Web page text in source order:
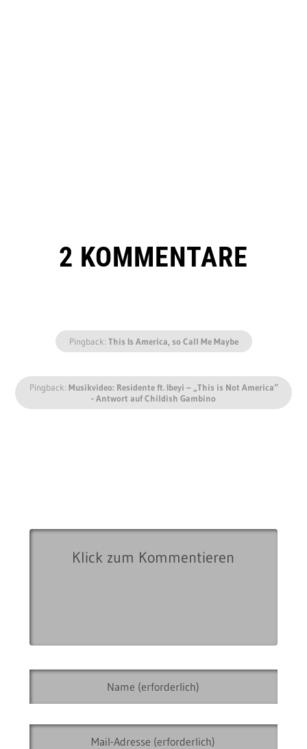
2 KOMMENTARE
Pingback: This Is America, so Call Me Maybe
Pingback: Musikvideo: Residente ft. Ibeyi – „This is Not America“
- Antwort auf Childish Gambino